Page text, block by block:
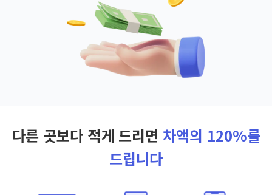
다른 곳보다 적게 드리면 차액의 120%를
드립니다